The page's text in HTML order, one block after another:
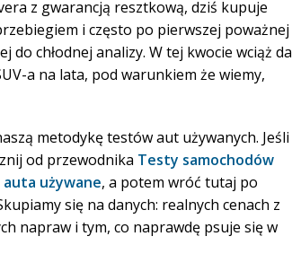
z gwarancją resztkową, dziś kupuje
i często po pierwszej poważnej
chłodnej analizy. W tej kwocie wciąż da
a na lata, pod warunkiem że wiemy,
metodykę testów aut używanych. Jeśli
od przewodnika Testy samochodów
używane, a potem wróć tutaj po
się na danych: realnych cenach z
napraw i tym, co naprawdę psuje się w